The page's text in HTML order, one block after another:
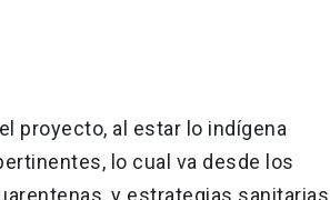
proyecto, al estar lo indígena
lo cual va desde los
y estrategias sanitarias